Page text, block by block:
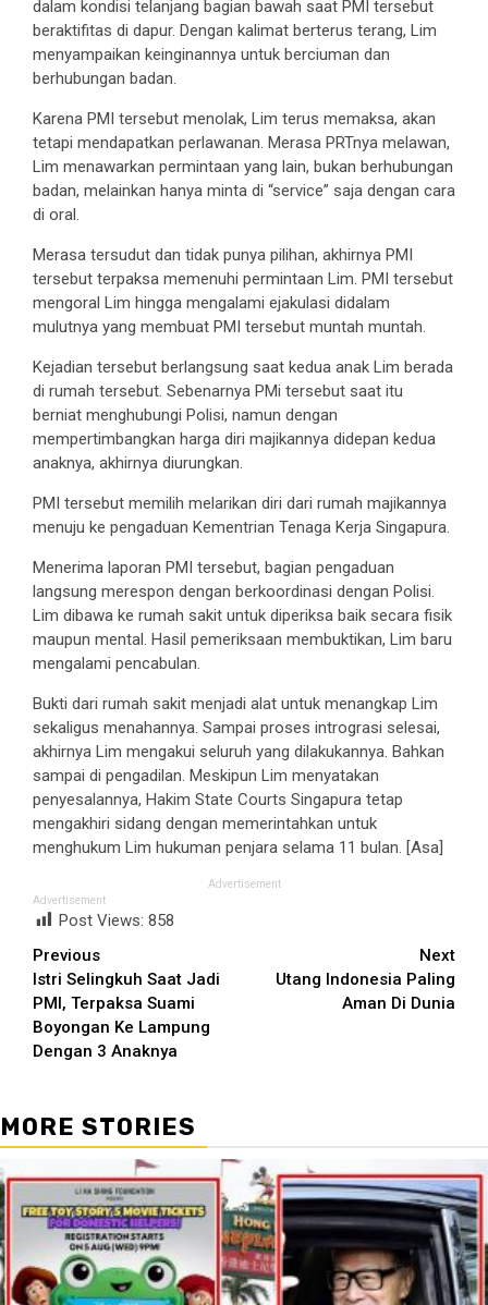
dalam kondisi telanjang bagian bawah saat PMI tersebut
beraktifitas di dapur. Dengan kalimat berterus terang, Lim
menyampaikan keinginannya untuk berciuman dan
berhubungan badan.
Karena PMI tersebut menolak, Lim terus memaksa, akan
tetapi mendapatkan perlawanan. Merasa PRTnya melawan,
Lim menawarkan permintaan yang lain, bukan berhubungan
badan, melainkan hanya minta di “service” saja dengan cara
di oral.
Merasa tersudut dan tidak punya pilihan, akhirnya PMI
tersebut terpaksa memenuhi permintaan Lim. PMI tersebut
mengoral Lim hingga mengalami ejakulasi didalam
mulutnya yang membuat PMI tersebut muntah muntah.
Kejadian tersebut berlangsung saat kedua anak Lim berada
di rumah tersebut. Sebenarnya PMi tersebut saat itu
berniat menghubungi Polisi, namun dengan
mempertimbangkan harga diri majikannya didepan kedua
anaknya, akhirnya diurungkan.
PMI tersebut memilih melarikan diri dari rumah majikannya
menuju ke pengaduan Kementrian Tenaga Kerja Singapura.
Menerima laporan PMI tersebut, bagian pengaduan
langsung merespon dengan berkoordinasi dengan Polisi.
Lim dibawa ke rumah sakit untuk diperiksa baik secara fisik
maupun mental. Hasil pemeriksaan membuktikan, Lim baru
mengalami pencabulan.
Bukti dari rumah sakit menjadi alat untuk menangkap Lim
sekaligus menahannya. Sampai proses intrograsi selesai,
akhirnya Lim mengakui seluruh yang dilakukannya. Bahkan
sampai di pengadilan. Meskipun Lim menyatakan
penyesalannya, Hakim State Courts Singapura tetap
mengakhiri sidang dengan memerintahkan untuk
menghukum Lim hukuman penjara selama 11 bulan. [Asa]
Advertisement
Advertisement
Post Views: 858
Continue
Reading
Previous
Istri Selingkuh Saat Jadi
PMI, Terpaksa Suami
Boyongan Ke Lampung
Dengan 3 Anaknya
Next
Utang Indonesia Paling
Aman Di Dunia
MORE STORIES